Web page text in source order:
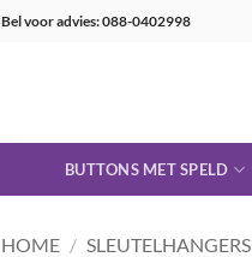
Bel voor advies: 088-0402998
BUTTONS MET SPELD
HOME / SLEUTELHANGERS